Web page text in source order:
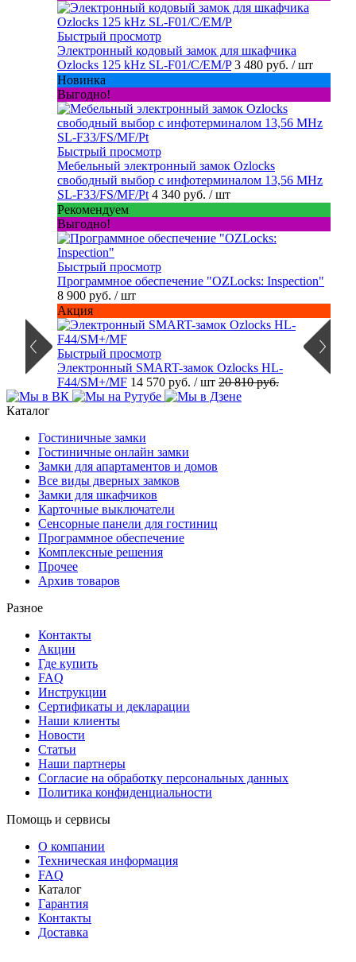
Быстрый просмотр
Электронный кодовый замок для шкафчика
Ozlocks 125 kHz SL-F01/C/EM/P 3 480 руб. / шт
Новинка
Выгодно!
Быстрый просмотр
Мебельный электронный замок Ozlocks
свободный выбор с инфотерминалом 13,56 MHz
SL-F33/FS/MF/Pt 4 340 руб. / шт
Рекомендуем
Выгодно!
Быстрый просмотр
Программное обеспечение "OZLocks: Inspection"
8 900 руб. / шт
Акция
Быстрый просмотр
Электронный SMART-замок Ozlocks HL-
F44/SM+/MF 14 570 руб. / шт 20 810 руб.
Каталог
Гостиничные замки
Гостиничные онлайн замки
Замки для апартаментов и домов
Все виды дверных замков
Замки для шкафчиков
Карточные выключатели
Сенсорные панели для гостиниц
Программное обеспечение
Комплексные решения
Прочее
Архив товаров
Разное
Контакты
Акции
Где купить
FAQ
Инструкции
Сертификаты и декларации
Наши клиенты
Новости
Статьи
Наши партнеры
Согласие на обработку персональных данных
Политика конфиденциальности
Помощь и сервисы
О компании
Техническая информация
FAQ
Каталог
Гарантия
Контакты
Доставка